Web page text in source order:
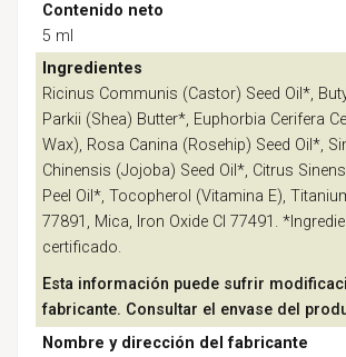
Contenido neto
5 ml
Ingredientes
Ricinus Communis (Castor) Seed Oil*,
Parkii (Shea) Butter*, Euphorbia Cerifera
Wax), Rosa Canina (Rosehip) Seed Oil*,
Chinensis (Jojoba) Seed Oil*, Citrus
Peel Oil*, Tocopherol (Vitamina E),
77891, Mica, Iron Oxide CI 77491.
certificado.
Esta información puede sufrir
fabricante. Consultar el envase del
Nombre y dirección del fabricante